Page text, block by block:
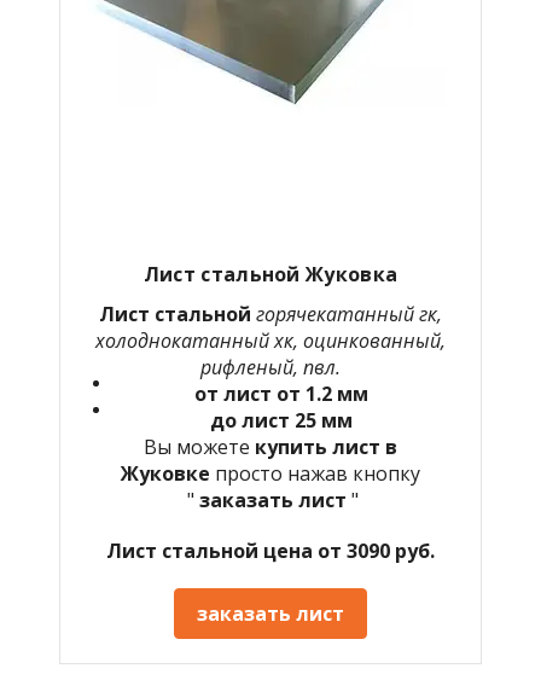
Лист стальной Жуковка
Лист стальной горячекатанный гк,
холоднокатанный хк, оцинкованный,
рифленый, пвл.
от лист от 1.2 мм
до лист 25 мм
Вы можете купить лист в
Жуковке просто нажав кнопку
" заказать лист "
Лист стальной цена от 3090 руб.
заказать лист